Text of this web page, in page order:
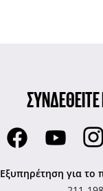
Εξυπηρέτηση για το